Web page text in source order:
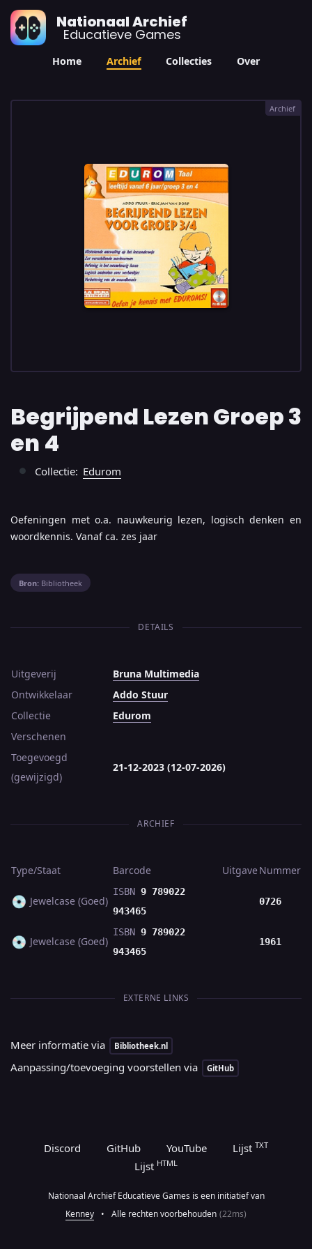
Nationaal Archief
Educatieve Games
Home Archief Collecties Over
Archief
Begrijpend Lezen Groep 3
en 4
● Collectie: Edurom
Oefeningen met o.a. nauwkeurig lezen, logisch denken en
woordkennis. Vanaf ca. zes jaar
Bron: Bibliotheek
DETAILS
Uitgeverij
Bruna Multimedia
Ontwikkelaar
Addo Stuur
Collectie
Edurom
Verschenen
Toegevoegd
(gewijzigd)
21-12-2023 (12-07-2026)
ARCHIEF
Type/Staat Barcode UitgaveNummer
💿 Jewelcase (Goed)
ISBN 9 789022
943465
0726
💿 Jewelcase (Goed)
ISBN 9 789022
943465
1961
EXTERNE LINKS
Meer informatie via Bibliotheek.nl
Aanpassing/toevoeging voorstellen via GitHub
Discord GitHub YouTube Lijst TXT
Lijst HTML
Nationaal Archief Educatieve Games is een initiatief van
Kenney
• Alle rechten voorbehouden (22ms)